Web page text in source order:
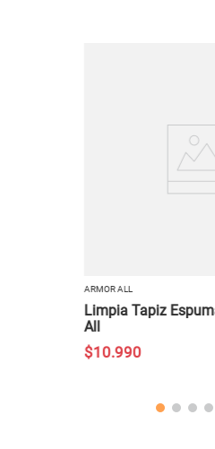
ARMOR ALL
Limpia Tapiz
All
$10.990